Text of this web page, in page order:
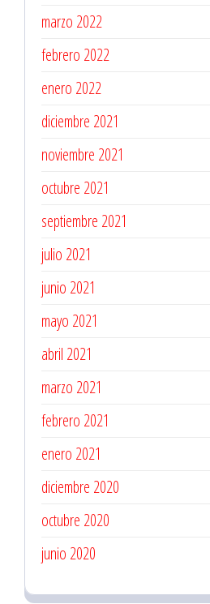
marzo 2022
febrero 2022
enero 2022
diciembre 2021
noviembre 2021
octubre 2021
septiembre 2021
julio 2021
junio 2021
mayo 2021
abril 2021
marzo 2021
febrero 2021
enero 2021
diciembre 2020
octubre 2020
junio 2020